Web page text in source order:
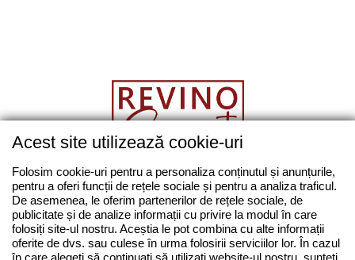
salut@revino.ro
0743862874
Acest site utilizează cookie-uri
Folosim cookie-uri pentru a personaliza conținutul și anunțurile,
pentru a oferi funcții de rețele sociale și pentru a analiza traficul.
De asemenea, le oferim partenerilor de rețele sociale, de
publicitate și de analize informații cu privire la modul în care
folosiți site-ul nostru. Aceștia le pot combina cu alte informații
oferite de dvs. sau culese în urma folosirii serviciilor lor. În cazul
în care alegeți să continuați să utilizați website-ul nostru, sunteți